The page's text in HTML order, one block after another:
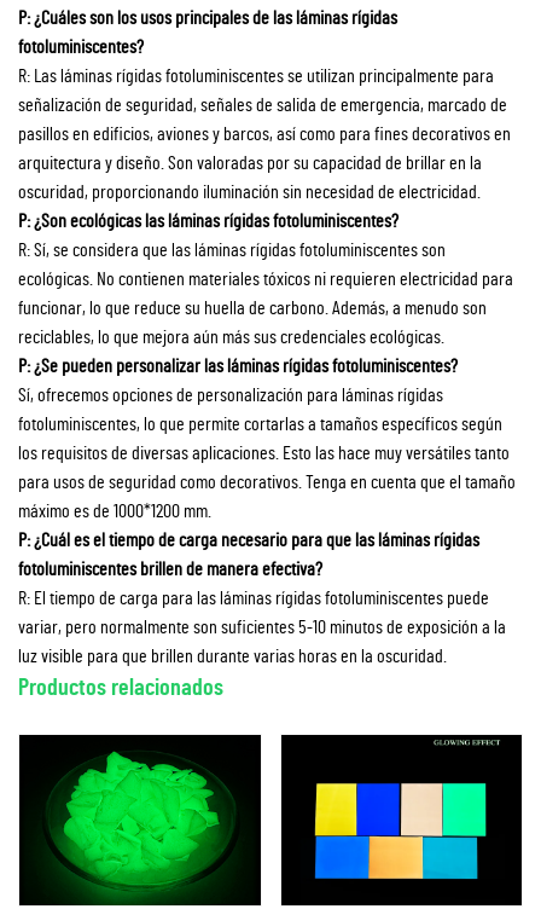
P: ¿Cuáles son los usos principales de las láminas rígidas
fotoluminiscentes?
R: Las láminas rígidas fotoluminiscentes se utilizan principalmente para
señalización de seguridad, señales de salida de emergencia, marcado de
pasillos en edificios, aviones y barcos, así como para fines decorativos en
arquitectura y diseño. Son valoradas por su capacidad de brillar en la
oscuridad, proporcionando iluminación sin necesidad de electricidad.
P: ¿Son ecológicas las láminas rígidas fotoluminiscentes?
R: Sí, se considera que las láminas rígidas fotoluminiscentes son
ecológicas. No contienen materiales tóxicos ni requieren electricidad para
funcionar, lo que reduce su huella de carbono. Además, a menudo son
reciclables, lo que mejora aún más sus credenciales ecológicas.
P: ¿Se pueden personalizar las láminas rígidas fotoluminiscentes?
Sí, ofrecemos opciones de personalización para láminas rígidas
fotoluminiscentes, lo que permite cortarlas a tamaños específicos según
los requisitos de diversas aplicaciones. Esto las hace muy versátiles tanto
para usos de seguridad como decorativos. Tenga en cuenta que el tamaño
máximo es de 1000*1200 mm.
P: ¿Cuál es el tiempo de carga necesario para que las láminas rígidas
fotoluminiscentes brillen de manera efectiva?
R: El tiempo de carga para las láminas rígidas fotoluminiscentes puede
variar, pero normalmente son suficientes 5-10 minutos de exposición a la
luz visible para que brillen durante varias horas en la oscuridad.
Productos relacionados